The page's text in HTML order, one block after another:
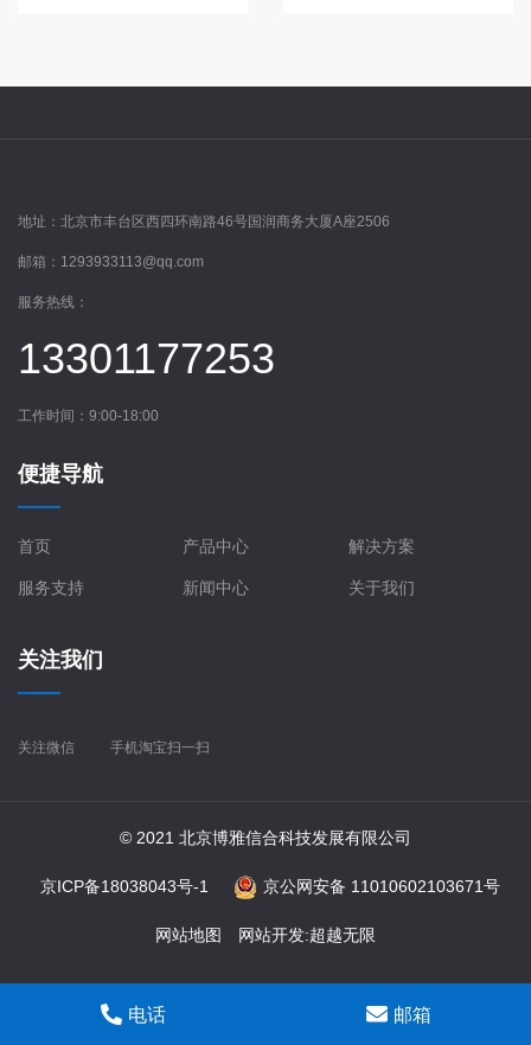
地址： 北京市丰台区西四环南路46号国润商务大厦A座2506
邮箱： 1293933113@qq.com
服务热线：
13301177253
工作时间：9:00-18:00
便捷导航
首页 产品中心 解决方案
服务支持 新闻中心 关于我们
关注我们
关注微信 手机淘宝扫一扫
© 2021 北京博雅信合科技发展有限公司
京ICP备18038043号-1 京公网安备 11010602103671号
网站地图 网站开发:超越无限
电话 邮箱